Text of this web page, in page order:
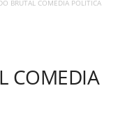
BRUTAL COMEDIA POLÍTICA
COMEDIA